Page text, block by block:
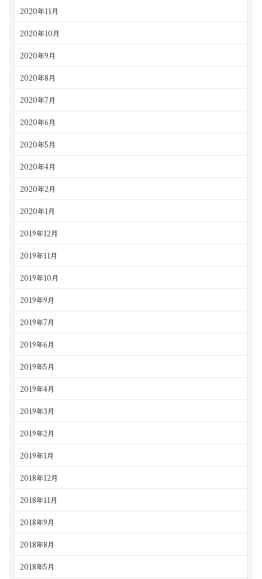
2020年11月
2020年10月
2020年9月
2020年8月
2020年7月
2020年6月
2020年5月
2020年4月
2020年2月
2020年1月
2019年12月
2019年11月
2019年10月
2019年9月
2019年7月
2019年6月
2019年5月
2019年4月
2019年3月
2019年2月
2019年1月
2018年12月
2018年11月
2018年9月
2018年8月
2018年5月